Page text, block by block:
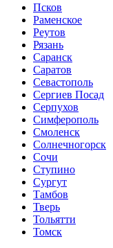
Псков
Раменское
Реутов
Рязань
Саранск
Саратов
Севастополь
Сергиев Посад
Серпухов
Симферополь
Смоленск
Солнечногорск
Сочи
Ступино
Сургут
Тамбов
Тверь
Тольятти
Томск